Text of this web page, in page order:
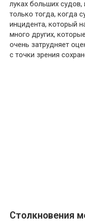
луках больших
только тогда, когда
инцидента, который
много других,
очень затрудняет
с точки зрения
Столкновения